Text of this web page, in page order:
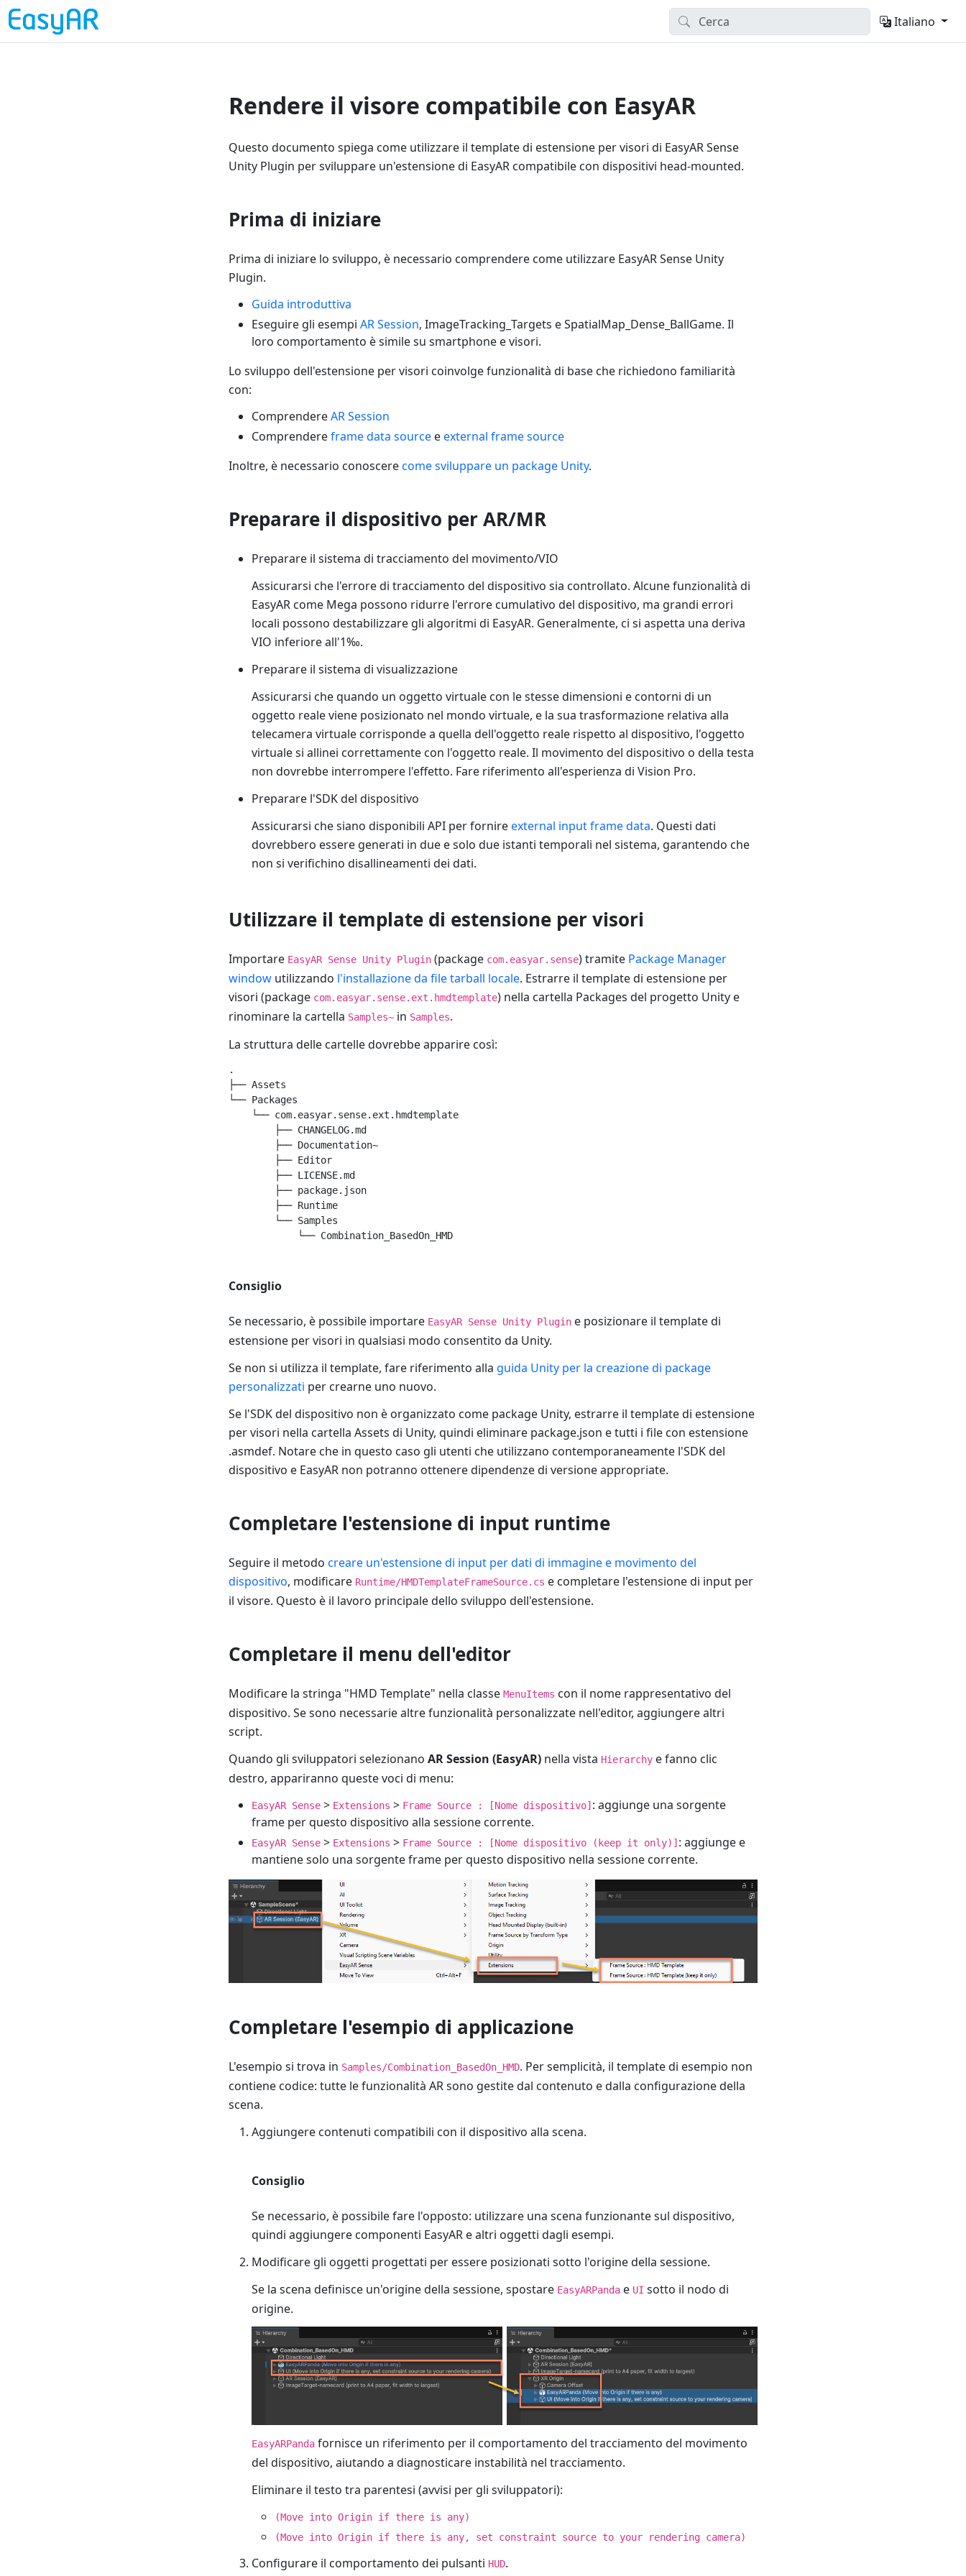
Italiano
Rendere il visore compatibile con EasyAR
Questo documento spiega come utilizzare il template di estensione per visori di EasyAR Sense
Unity Plugin per sviluppare un'estensione di EasyAR compatibile con dispositivi head-mounted.
Prima di iniziare
Prima di iniziare lo sviluppo, è necessario comprendere come utilizzare EasyAR Sense Unity
Plugin.
Guida introduttiva
Eseguire gli esempi AR Session, ImageTracking_Targets e SpatialMap_Dense_BallGame. Il
loro comportamento è simile su smartphone e visori.
Lo sviluppo dell'estensione per visori coinvolge funzionalità di base che richiedono familiarità
con:
ComprendereAR Session
Comprendereframe data sourceeexternal frame source
Inoltre, è necessario conoscerecome sviluppare un package Unity.
Preparare il dispositivo per AR/MR
Preparare il sistema di tracciamento del movimento/VIO
Assicurarsi che l'errore di tracciamento del dispositivo sia controllato. Alcune funzionalità di
EasyAR come Mega possono ridurre l'errore cumulativo del dispositivo, ma grandi errori
locali possono destabilizzare gli algoritmi di EasyAR. Generalmente, ci si aspetta una deriva
VIO inferiore all'1‰.
Preparare il sistema di visualizzazione
Assicurarsi che quando un oggetto virtuale con le stesse dimensioni e contorni di un
oggetto reale viene posizionato nel mondo virtuale, e la sua trasformazione relativa alla
telecamera virtuale corrisponde a quella dell'oggetto reale rispetto al dispositivo, l'oggetto
virtuale si allinei correttamente con l'oggetto reale. Il movimento del dispositivo o della testa
non dovrebbe interrompere l'effetto. Fare riferimento all'esperienza di Vision Pro.
Preparare l'SDK del dispositivo
Assicurarsi che siano disponibili API per fornireexternal input frame data. Questi dati
dovrebbero essere generati in due e solo due istanti temporali nel sistema, garantendo che
non si verifichino disallineamenti dei dati.
Utilizzare il template di estensione per visori
Importare EasyAR Sense Unity Plugin(package com.easyar.sense) tramite Package Manager
windowutilizzando l'installazione da file tarball locale. Estrarre il template di estensione per
visori (package com.easyar.sense.ext.hmdtemplate) nella cartella Packages del progetto Unity e
rinominare la cartella Samples~in Samples.
La struttura delle cartelle dovrebbe apparire così:
.
├── Assets
└── Packages
    └── com.easyar.sense.ext.hmdtemplate
        ├── CHANGELOG.md
        ├── Documentation~
        ├── Editor
        ├── LICENSE.md
        ├── package.json
        ├── Runtime
        └── Samples
            └── Combination_BasedOn_HMD
Consiglio
Se necessario, è possibile importare EasyAR Sense Unity Plugine posizionare il template di
estensione per visori in qualsiasi modo consentito da Unity.
Se non si utilizza il template, fare riferimento alla guida Unity per la creazione di package
personalizzati per crearne uno nuovo.
Se l'SDK del dispositivo non è organizzato come package Unity, estrarre il template di estensione
per visori nella cartella Assets di Unity, quindi eliminare package.json e tutti i file con estensione
.asmdef. Notare che in questo caso gli utenti che utilizzano contemporaneamente l'SDK del
dispositivo e EasyAR non potranno ottenere dipendenze di versione appropriate.
Completare l'estensione di input runtime
Seguire il metodo creare un'estensione di input per dati di immagine e movimento del
dispositivo, modificare Runtime/HMDTemplateFrameSource.cs e completare l'estensione di input per
il visore. Questo è il lavoro principale dello sviluppo dell'estensione.
Completare il menu dell'editor
Modificare la stringa "HMD Template" nella classe MenuItems con il nome rappresentativo del
dispositivo. Se sono necessarie altre funzionalità personalizzate nell'editor, aggiungere altri
script.
Quando gli sviluppatori selezionano AR Session (EasyAR)nella vista Hierarchye fanno clic
destro, appariranno queste voci di menu:
EasyAR Sense> Extensions > Frame Source : [Nome dispositivo]: aggiunge una sorgente
frame per questo dispositivo alla sessione corrente.
EasyAR Sense> Extensions > Frame Source : [Nome dispositivo (keep it only)]: aggiunge e
mantiene solo una sorgente frame per questo dispositivo nella sessione corrente.
Completare l'esempio di applicazione
L'esempio si trova in Samples/Combination_BasedOn_HMD. Per semplicità, il template di esempio non
contiene codice: tutte le funzionalità AR sono gestite dal contenuto e dalla configurazione della
scena.
Aggiungere contenuti compatibili con il dispositivo alla scena.
Consiglio
Se necessario, è possibile fare l'opposto: utilizzare una scena funzionante sul dispositivo,
quindi aggiungere componenti EasyAR e altri oggetti dagli esempi.
Modificare gli oggetti progettati per essere posizionati sotto l'origine della sessione.
Se la scena definisce un'origine della sessione, spostare EasyARPandae UI sotto il nodo di
origine.
EasyARPandafornisce un riferimento per il comportamento del tracciamento del movimento
del dispositivo, aiutando a diagnosticare instabilità nel tracciamento.
Eliminare il testo tra parentesi (avvisi per gli sviluppatori):
(Move into Origin if there is any)
(Move into Origin if there is any, set constraint source to your rendering camera)
Configurare il comportamento dei pulsanti HUD.